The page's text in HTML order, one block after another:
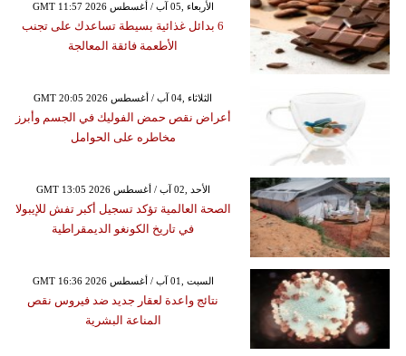
GMT 11:57 2026 الأربعاء ,05 آب / أغسطس
6 بدائل غذائية بسيطة تساعدك على تجنب
الأطعمة فائقة المعالجة
GMT 20:05 2026 الثلاثاء ,04 آب / أغسطس
أعراض نقص حمض الفوليك في الجسم وأبرز
مخاطره على الحوامل
GMT 13:05 2026 الأحد ,02 آب / أغسطس
الصحة العالمية تؤكد تسجيل أكبر تفش للإيبولا
في تاريخ الكونغو الديمقراطية
GMT 16:36 2026 السبت ,01 آب / أغسطس
نتائج واعدة لعقار جديد ضد فيروس نقص
المناعة البشرية